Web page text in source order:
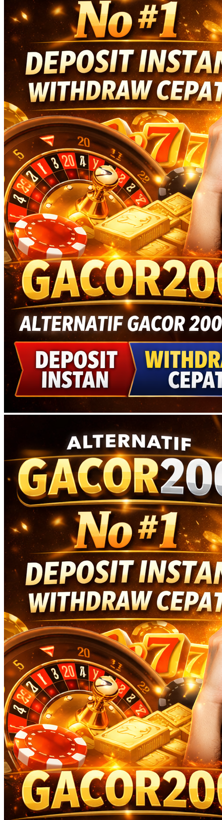
GACOR200 | Link Slot Gacor,
Slot888 & Slot777 Hari
IniGACOR200 Prediksi
Akurat Situs Toto Macau 4D &
Bandar Togel Online Resmi
Terbaik
Gabung di GACOR200 untuk mendapatkan prediksi situs Toto
Macau 4D akurat setiap hari. Bandar togel online resmi dengan data
angka lengkap dan akses mudah.
Average rating of 4.9
based on
168.444
votes